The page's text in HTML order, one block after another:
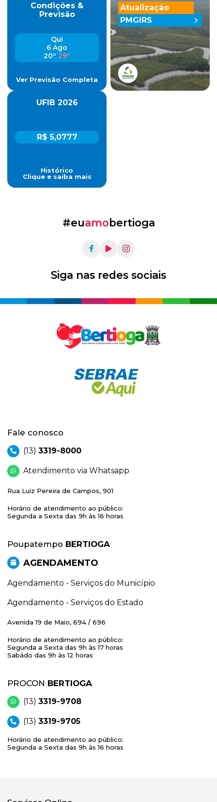
Condições &
Previsão
Qui
6 Ago
20º 29º
Ver Previsão Completa
UFIB 2026
R$ 5,0777
Histórico
Clique e saiba mais
Atualização
PMGIRS
#euamobertioga
Siga nas redes sociais
Fale conosco
(13) 3319-8000
Atendimento via Whatsapp
Rua Luiz Pereira de Campos, 901
Horário de atendimento ao público:
Segunda a Sexta das 9h às 16 horas
Poupatempo BERTIOGA
AGENDAMENTO
Agendamento - Serviços do Município
Agendamento - Serviços do Estado
Avenida 19 de Maio, 694 / 696
Horário de atendimento ao público:
Segunda a Sexta das 9h às 17 horas
Sabádo das 9h às 12 horas
PROCON BERTIOGA
(13) 3319-9708
(13) 3319-9705
Horário de atendimento ao público:
Segunda a Sexta das 9h às 16 horas